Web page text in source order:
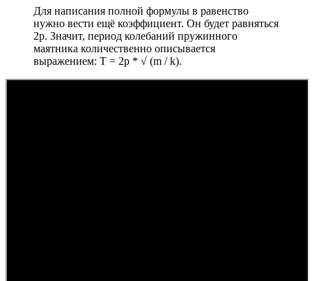
Для написания полной формулы в равенство
нужно вести ещё коэффициент. Он будет равняться
2p. Значит, период колебаний пружинного
маятника количественно описывается
выражением: T = 2p * √ (m / k).